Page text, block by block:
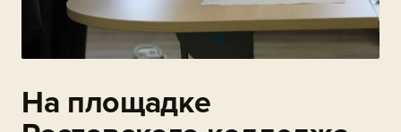
На площадке